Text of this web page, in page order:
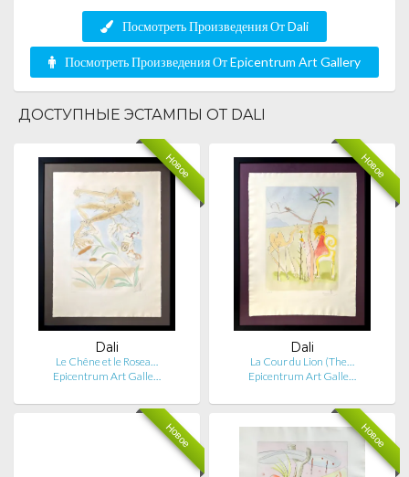
Посмотреть Произведения От Dali
Посмотреть Произведения От Epicentrum Art Gallery
ДОСТУПНЫЕ ЭСТАМПЫ ОТ DALI
Новое
Dali
Le Chêne et le Rosea…
Epicentrum Art Galle…
Новое
Dali
La Cour du Lion (The…
Epicentrum Art Galle…
Новое Новое